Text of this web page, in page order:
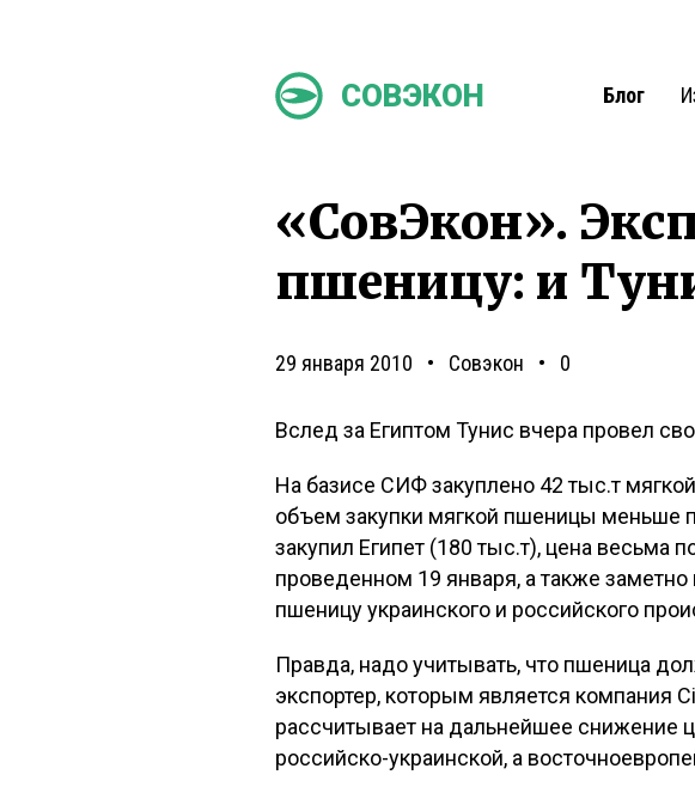
СОВЭКОН Блог
«СовЭкон».
пшеницу: и
29 января 2010 Совэкон 0
Вслед за Египтом Тунис вчера провел
На базисе СИФ закуплено 42 тыс.т
объем закупки мягкой пшеницы меньше
закупил Египет (180 тыс.т), цена
проведенном 19 января, а также
пшеницу украинского и российского
Правда, надо учитывать, что пшеница
экспортер, которым является
рассчитывает на дальнейшее снижение
российско-украинской, а